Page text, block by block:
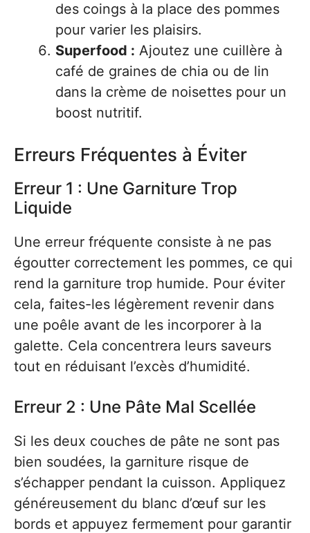
des coings à la place des pommes
pour varier les plaisirs.
Superfood : Ajoutez une cuillère à
café de graines de chia ou de lin
dans la crème de noisettes pour un
boost nutritif.
Erreurs Fréquentes à Éviter
Erreur 1 : Une Garniture Trop
Liquide
Une erreur fréquente consiste à ne pas
égoutter correctement les pommes, ce qui
rend la garniture trop humide. Pour éviter
cela, faites-les légèrement revenir dans
une poêle avant de les incorporer à la
galette. Cela concentrera leurs saveurs
tout en réduisant l’excès d’humidité.
Erreur 2 : Une Pâte Mal Scellée
Si les deux couches de pâte ne sont pas
bien soudées, la garniture risque de
s’échapper pendant la cuisson. Appliquez
généreusement du blanc d’œuf sur les
bords et appuyez fermement pour garantir